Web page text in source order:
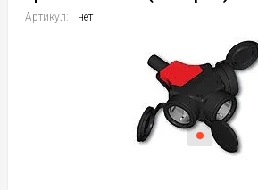
Артикул: нет